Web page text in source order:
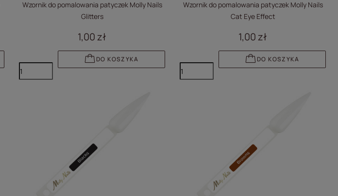
Wzornik do pomalowania patyczek Molly Nails
Glitters
1,00 zł
DO KOSZYKA
Wzornik do pomalowania patyczek Molly Nails
Cat Eye Effect
1,00 zł
DO KOSZYKA